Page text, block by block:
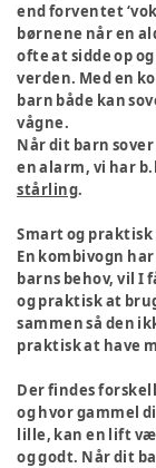
end forventet
børnene når en
ofte at sidde op
verden. Med en
barn både kan
vågne.
Når dit barn
en alarm, vi har
stårling.
Smart og praktisk
En kombivogn
barns behov, vil I
og praktisk at
sammen så den
praktisk at have
Der findes
og hvor gammel
lille, kan en lift
og godt. Når dit